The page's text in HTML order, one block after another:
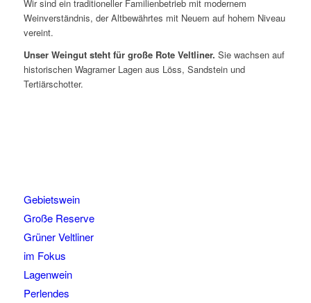
Wir sind ein traditioneller Familienbetrieb mit modernem
Weinverständnis, der Altbewährtes mit Neuem auf hohem Niveau
vereint.
Unser Weingut steht für große Rote Veltliner. Sie wachsen auf
historischen Wagramer Lagen aus Löss, Sandstein und
Tertiärschotter.
Gebietswein
Große Reserve
Grüner Veltliner
im Fokus
Lagenwein
Perlendes